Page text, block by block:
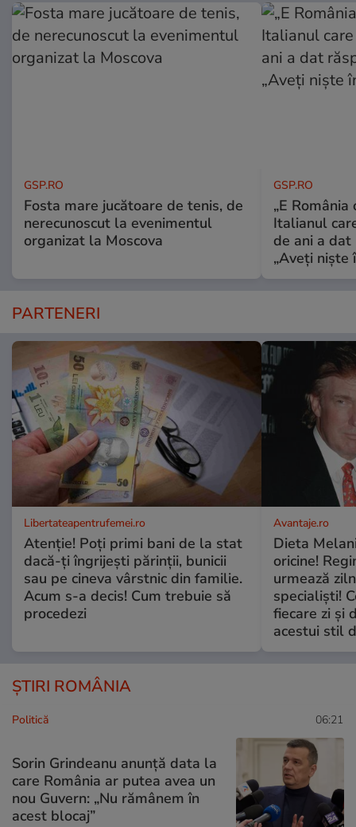
GSP.RO
Fosta mare jucătoare de tenis, de
nerecunoscut la evenimentul
organizat la Moscova
GSP.RO
„E
Italianul
de ani a
„Aveți niște
PARTENERI
Libertateapentrufemei.ro
Atenție! Poți primi bani de la stat
dacă-ți îngrijești părinții, bunicii
sau pe cineva vârstnic din familie.
Acum s-a decis! Cum trebuie să
procedezi
Avantaje.ro
Dieta
oricine!
urmează
specialiști!
fiecare zi și
acestui stil
ȘTIRI ROMÂNIA
Politică 06:21
Sorin Grindeanu anunță data la
care România ar putea avea un
nou Guvern: „Nu rămânem în
acest blocaj”